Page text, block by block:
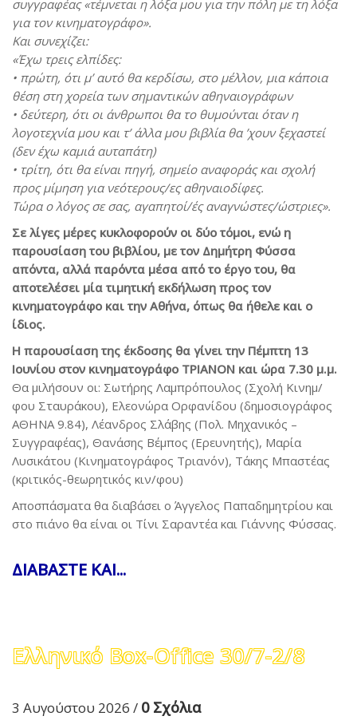
συγγραφέας «τέμνεται η λόξα μου για την πόλη με τη λόξα
για τον κινηματογράφο».
Και συνεχίζει:
«Έχω τρεις ελπίδες:
• πρώτη, ότι μ’ αυτό θα κερδίσω, στο μέλλον, μια κάποια
θέση στη χορεία των σημαντικών αθηναιογράφων
• δεύτερη, ότι οι άνθρωποι θα το θυμούνται όταν η
λογοτεχνία μου και τ’ άλλα μου βιβλία θα ’χουν ξεχαστεί
(δεν έχω καμιά αυταπάτη)
• τρίτη, ότι θα είναι πηγή, σημείο αναφοράς και σχολή
προς μίμηση για νεότερους/ες αθηναιοδίφες.
Τώρα ο λόγος σε σας, αγαπητοί/ές αναγνώστες/ώστριες».
Σε λίγες μέρες κυκλοφορούν οι δύο τόμοι, ενώ η
παρουσίαση του βιβλίου, με τον Δημήτρη Φύσσα
απόντα, αλλά παρόντα μέσα από το έργο του, θα
αποτελέσει μία τιμητική εκδήλωση προς τον
κινηματογράφο και την Αθήνα, όπως θα ήθελε και ο
ίδιος.
Η παρουσίαση της έκδοσης θα γίνει την Πέμπτη 13
Ιουνίου στον κινηματογράφο ΤΡΙΑΝΟΝ και ώρα 7.30 μ.μ.
Θα μιλήσουν οι: Σωτήρης Λαμπρόπουλος (Σχολή Κινημ/
φου Σταυράκου), Ελεονώρα Ορφανίδου (δημοσιογράφος
ΑΘΗΝΑ 9.84), Λέανδρος Σλάβης (Πολ. Μηχανικός –
Συγγραφέας), Θανάσης Βέμπος (Ερευνητής), Μαρία
Λυσικάτου (Κινηματογράφος Τριανόν), Τάκης Μπαστέας
(κριτικός-θεωρητικός κιν/φου)
Αποσπάσματα θα διαβάσει ο Άγγελος Παπαδημητρίου και
στο πιάνο θα είναι οι Τίνι Σαραντέα και Γιάννης Φύσσας.
ΔΙΑΒΑΣΤΕ ΚΑΙ...
Ελληνικό Box-Office 30/7-2/8
3 Αυγούστου 2026 / 0 Σχόλια